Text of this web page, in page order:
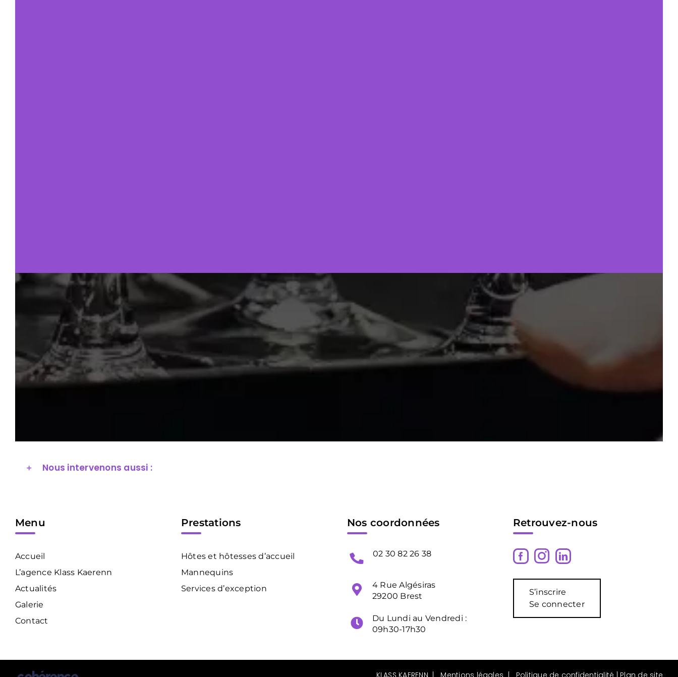
Nous intervenons aussi :
Menu
Accueil
L’agence Klass Kaerenn
Actualités
Galerie
Contact
Prestations
Hôtes et hôtesses d’accueil
Mannequins
Services d’exception
Nos coordonnées
02 30 82 26 38
4 Rue Algésiras
29200 Brest
Du Lundi au Vendredi :
09h30-17h30
Retrouvez-nous
S’inscrire
Se connecter
KLASS KAERENN | Mentions légales | Politique de confidentialité | Plan de site